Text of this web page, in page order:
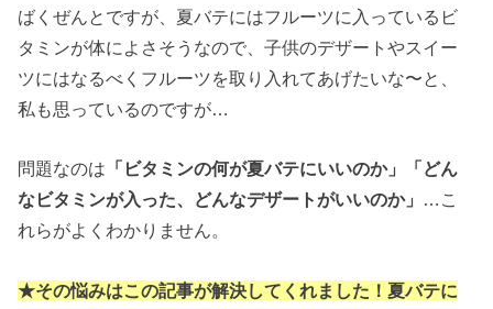
ばくぜんとですが、夏バテにはフルーツに入っているビ
タミンが体によさそうなので、子供のデザートやスイー
ツにはなるべくフルーツを取り入れてあげたいな〜と、
私も思っているのですが…
問題なのは 「ビタミンの何が夏バテにいいのか」「どん
なビタミンが入った、どんなデザートがいいのか」 …こ
れらがよくわかりません。
★その悩みはこの記事が解決してくれました！夏バテに